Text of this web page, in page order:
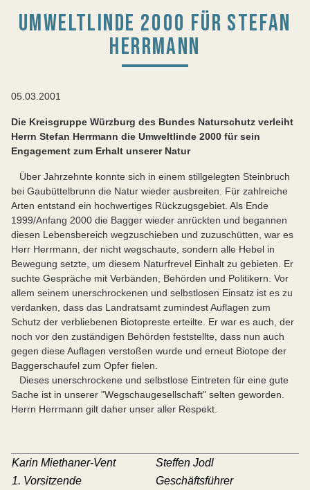
UMWELTLINDE 2000 FÜR STEFAN
HERRMANN
05.03.2001
Die Kreisgruppe Würzburg des Bundes Naturschutz verleiht
Herrn Stefan Herrmann die Umweltlinde 2000 für sein
Engagement zum Erhalt unserer Natur
Über Jahrzehnte konnte sich in einem stillgelegten Steinbruch
bei Gaubüttelbrunn die Natur wieder ausbreiten. Für zahlreiche
Arten entstand ein hochwertiges Rückzugsgebiet. Als Ende
1999/Anfang 2000 die Bagger wieder anrückten und begannen
diesen Lebensbereich wegzuschieben und zuzuschütten, war es
Herr Herrmann, der nicht wegschaute, sondern alle Hebel in
Bewegung setzte, um diesem Naturfrevel Einhalt zu gebieten. Er
suchte Gespräche mit Verbänden, Behörden und Politikern. Vor
allem seinem unerschrockenen und selbstlosen Einsatz ist es zu
verdanken, dass das Landratsamt zumindest Auflagen zum
Schutz der verbliebenen Biotopreste erteilte. Er war es auch, der
noch vor den zuständigen Behörden feststellte, dass nun auch
gegen diese Auflagen verstoßen wurde und erneut Biotope der
Baggerschaufel zum Opfer fielen.
Dieses unerschrockene und selbstlose Eintreten für eine gute
Sache ist in unserer "Wegschaugesellschaft" selten geworden.
Herrn Herrmann gilt daher unser aller Respekt.
Karin Miethaner-Vent
Steffen Jodl
1. Vorsitzende
Geschäftsführer